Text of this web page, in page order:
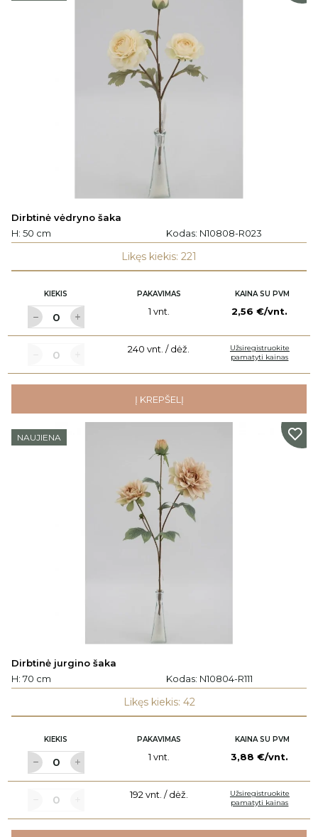
Dirbtinė vėdryno šaka
H: 50 cm
Kodas: N10808-R023
Likęs kiekis: 221
KIEKIS PAKAVIMAS KAINA SU PVM
1 vnt. 2,56 €/vnt.
240 vnt. / dėž.
Užsiregistruokite
pamatyti kainas
Į KREPŠELĮ
NAUJIENA
Dirbtinė jurgino šaka
H: 70 cm
Kodas: N10804-R111
Likęs kiekis: 42
KIEKIS PAKAVIMAS KAINA SU PVM
1 vnt. 3,88 €/vnt.
192 vnt. / dėž.
Užsiregistruokite
pamatyti kainas